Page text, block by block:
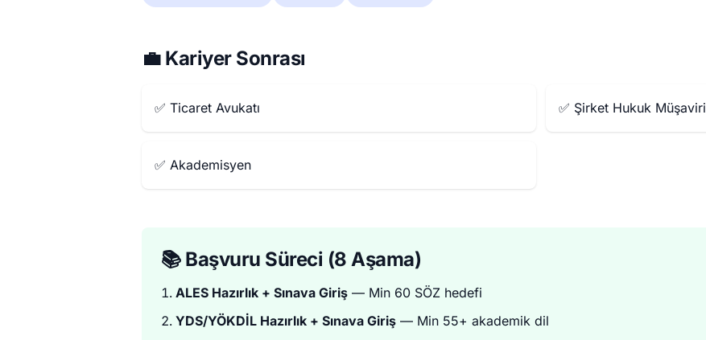
💼 Kariyer Sonrası
✅ Ticaret Avukatı ✅ Şirket Hukuk Müşaviri
✅ Akademisyen
📚 Başvuru Süreci (8 Aşama)
ALES Hazırlık + Sınava Giriş — Min 60 SÖZ hedefi
YDS/YÖKDİL Hazırlık + Sınava Giriş — Min 55+ akademik dil